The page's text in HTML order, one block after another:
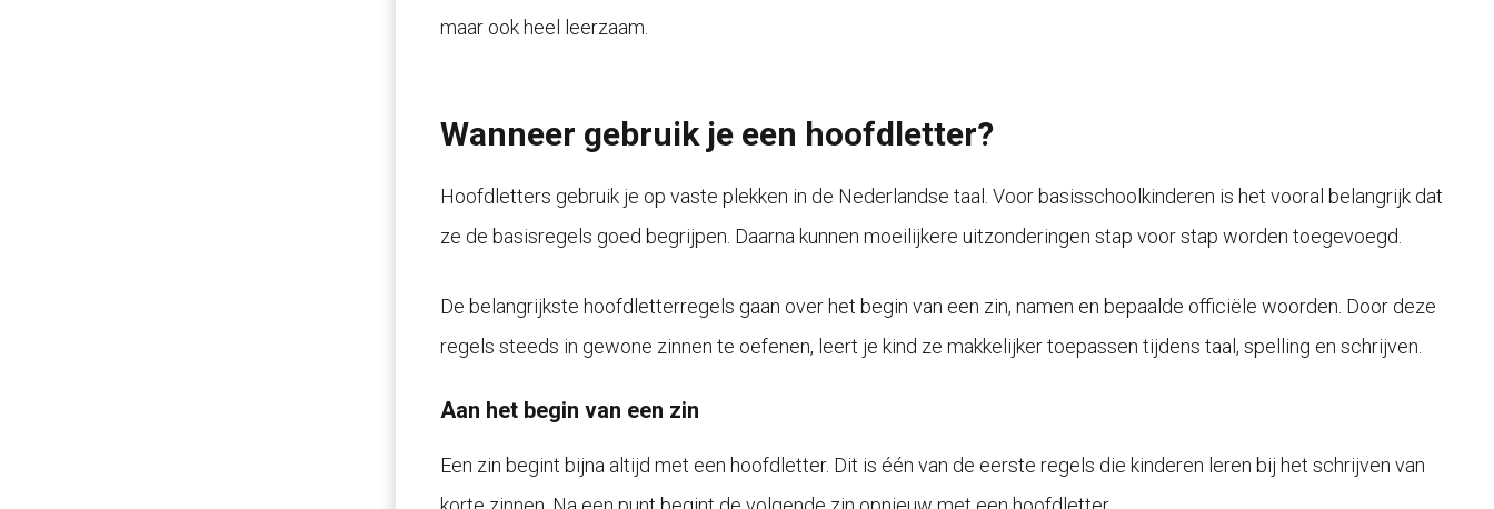
maar ook heel leerzaam.
Wanneer gebruik je een hoofdletter?
Hoofdletters gebruik je op vaste plekken in de Nederlandse taal. Voor basisschoolkinderen is het vooral belangrijk dat
ze de basisregels goed begrijpen. Daarna kunnen moeilijkere uitzonderingen stap voor stap worden toegevoegd.
De belangrijkste hoofdletterregels gaan over het begin van een zin, namen en bepaalde officiële woorden. Door deze
regels steeds in gewone zinnen te oefenen, leert je kind ze makkelijker toepassen tijdens taal, spelling en schrijven.
Aan het begin van een zin
Een zin begint bijna altijd met een hoofdletter. Dit is één van de eerste regels die kinderen leren bij het schrijven van